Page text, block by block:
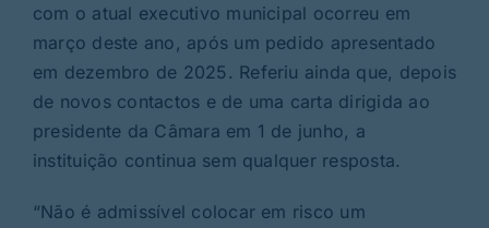
com o atual executivo municipal ocorreu em
março deste ano, após um pedido apresentado
em dezembro de 2025. Referiu ainda que, depois
de novos contactos e de uma carta dirigida ao
presidente da Câmara em 1 de junho, a
instituição continua sem qualquer resposta.
“Não é admissível colocar em risco um